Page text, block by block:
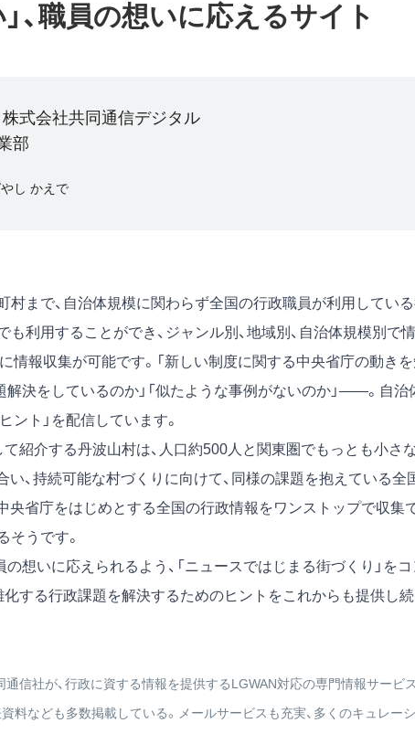
、職員の想いに応えるサイト
株式会社共同通信デジタル
部
し かえで
村まで、自治体規模に関わらず全国の行政職員が利用してい
利用することができ、ジャンル別、地域別、自治体規模別で情
情報収集が可能です。「新しい制度に関する中央省庁の動き
解決をしているのか」「似たような事例がないのか」――。自治
ント」を配信しています。
紹介する丹波山村は、人口約500人と関東圏でもっとも小さ
、持続可能な村づくりに向けて、同様の課題を抱えている全
央省庁をはじめとする全国の行政情報をワンストップで収集
そうです。
想いに応えられるよう、「ニュースではじまる街づくり」をコ
化する行政課題を解決するためのヒントをこれからも提供し
信社が、行政に資する情報を提供するLGWAN対応の専門情報サービス
料なども多数掲載している。メールサービスも充実、多くのキュレー